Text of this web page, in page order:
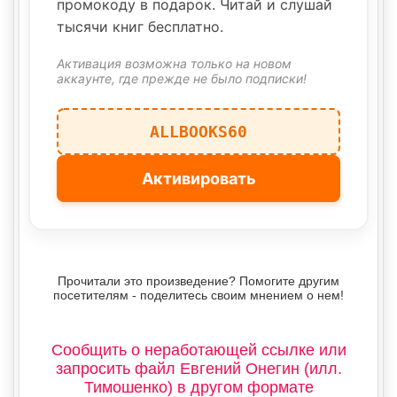
промокоду в подарок. Читай и слушай
тысячи книг бесплатно.
Активация возможна только на новом
аккаунте, где прежде не было подписки!
ALLBOOKS60
Активировать
Прочитали это произведение? Помогите другим
посетителям - поделитесь своим мнением о нем!
Сообщить о неработающей ссылке или
запросить файл Евгений Онегин (илл.
Тимошенко) в другом формате